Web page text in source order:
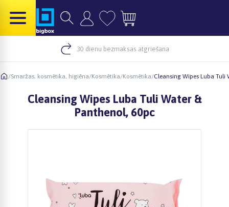
30 dienu bezmaksas atgriešana
/Smaržas, kosmētika, higiēna/Kosmētika/Kosmētika/Cleansing Wipes Luba Tuli
Cleansing Wipes Luba Tuli Water &
Panthenol, 60pc